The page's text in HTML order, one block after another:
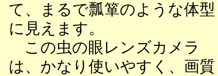
て、まるで瓢箪のような体型
に見えます。
この虫の眼レンズカメラ
は、かなり使いやすく、画質